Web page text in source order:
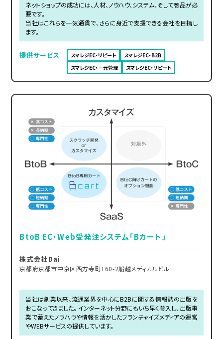
ネットショップの成功には、人材、ノウハウ、システム、そして商品が必
要です。
当社はこれらを一気通貫で、さらに身近で支援できる会社を目指し
ます。
提供サービス スマレジEC・リピート
スマレジEC・B2B
スマレジEC・一元管理
スマレジEC・リピート
BtoB EC・Web受発注システム「Bカート」
株式会社Dai
京都府京都市中京区西方寺町160-2船越メディカルビル
当社は創業以来、流通業界を中心にB2Bに関する情報誌の出版を
おこなってきました。 インターネット分野にもいち早く参入し、出版事
業で蓄えたノウハウや情報を活かしたフランチャイズメディアの運営
やWEBサービスの提供しています。